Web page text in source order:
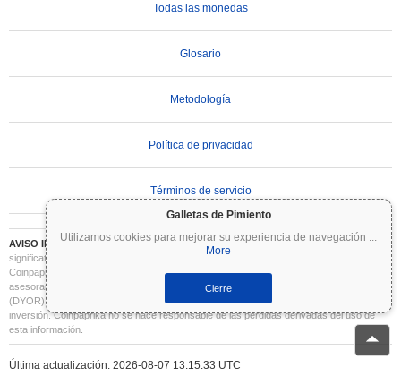
Galletas de Pimiento
Utilizamos cookies para mejorar su experiencia de navegación ...
More
Cierre
Todas las monedas
Glosario
Metodología
Política de privacidad
Términos de servicio
AVISO IMPORTANTE:Las criptomonedas son altamente volátiles e implican un riesgo
significativo. Puede perder parte o la totalidad de su inversión. Toda la información en
Coinpaprika se proporciona únicamente con fines informativos y no constituye
asesoramiento financiero o de inversión. Siempre realice su propia investigación
(DYOR) y consulte a un asesor financiero cualificado antes de tomar decisiones de
inversión. Coinpaprika no se hace responsable de las pérdidas derivadas del uso de
esta información.
Última actualización: 2026-08-07 13:15:33 UTC